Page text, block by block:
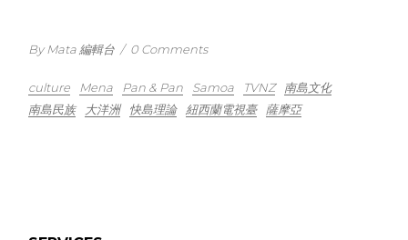
By Mata 編輯台 / 0 Comments
culture Mena Pan & Pan Samoa TVNZ
南島文化
南島民族
大洋洲 快島理論 紐西蘭電視臺 薩摩亞